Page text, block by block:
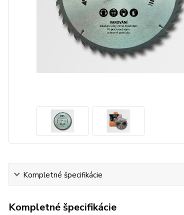
Kompletné špecifikácie
Kompletné špecifikácie